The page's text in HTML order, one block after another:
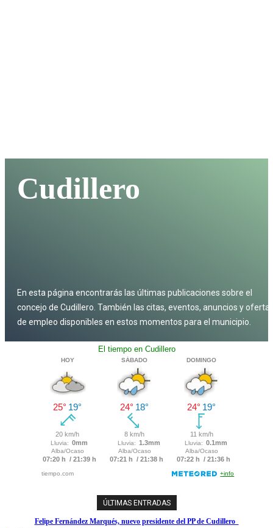
Cudillero
En esta página encontrarás las últimas publicaciones sobre el
concejo de Cudillero. También las citas, eventos, anuncios y
de empleo disponibles en estos momentos para el municipio.
ÚLTIMAS ENTRADAS
Felipe Fernández Marqués, nuevo presidente del PP de Cudillero
Reabre el consultorio de San Martín de Luiña, tras las obras
El Principado pone en marcha el plan de adaptación al cambio climático de los
Rescatados en Cudillero dos buzos que practicaban pesca submarina
El Principado autoriza el cultivo de patata en todos los concejos asturianos